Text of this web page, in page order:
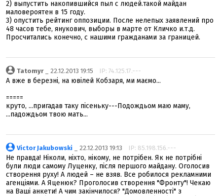
2) выпустить накопившийся пыл с людей.такой майдан
маловероятен в 15 году.
3) опустить рейтинг оппозиции. После нелепых заявлений про
48 часов тебе, янукович, выборы в марте от Кличко и.т.д.
Просчитались конечно, с нашими гражданами за границей.
Tatomyr_ 22.12.2013 19:15 IP: 74.125.17.---
А вже в березні, на ювілей Кобзаря, ми маємо...
=====
круто, ...пригадав таку пісеньку---Подождьом маю маму,
...падождьом твою мать...
Victor Jakubowski _ 22.12.2013 19:13 IP: 85.198.156.---
Не правда! Ніколи, ніхто, нікому, не потрібен. Як не потрібні
були люди самому Луценку, після першого майдану. Оголосив
створення руху! А людей – не взяв. Все робилося рекламними
агенціями. А Яценюк? Проголосив створення "Фронту"! Чекаю
на Ваші анкети! А чим закінчилося? "Домовленності" з